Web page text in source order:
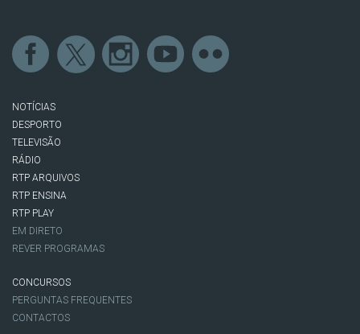
NOTÍCIAS
DESPORTO
TELEVISÃO
RÁDIO
RTP ARQUIVOS
RTP ENSINA
RTP PLAY
EM DIRETO
REVER PROGRAMAS
CONCURSOS
PERGUNTAS FREQUENTES
CONTACTOS